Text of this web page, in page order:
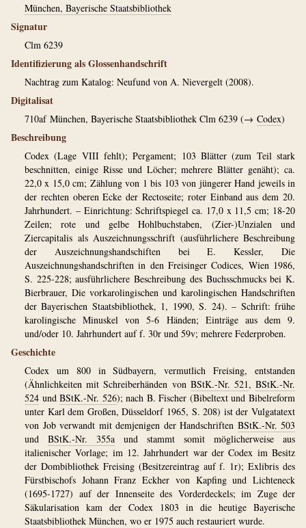
München, Bayerische Staatsbibliothek
Signatur
Clm 6239
Identifizierung als Glossenhandschrift
Nachtrag zum Katalog: Neufund von A. Nievergelt (2008).
Digitalisat
710af München, Bayerische Staatsbibliothek Clm 6239 (→ Codex)
Beschreibung
Codex (Lage VIII fehlt); Pergament; 103 Blätter (zum Teil stark
beschnitten, einige Risse und Löcher; mehrere Blätter genäht); ca.
22,0 x 15,0 cm; Zählung von 1 bis 103 von jüngerer Hand jeweils in
der rechten oberen Ecke der Rectoseite; roter Einband aus dem 20.
Jahrhundert. – Einrichtung: Schriftspiegel ca. 17,0 x 11,5 cm; 18-20
Zeilen; rote und gelbe Hohlbuchstaben, (Zier-)Unzialen und
Ziercapitalis als Auszeichnungsschrift (ausführlichere Beschreibung
der Auszeichnungshandschiften bei E. Kessler, Die
Auszeichnungshandschriften in den Freisinger Codices, Wien 1986,
S. 225-228; ausführlichere Beschreibung des Buchsschmucks bei K.
Bierbrauer, Die vorkarolingischen und karolingischen Handschriften
der Bayerischen Staatsbibliothek, 1, 1990, S. 24). – Schrift: frühe
karolingische Minuskel von 5-6 Händen; Einträge aus dem 9.
und/oder 10. Jahrhundert auf f. 30r und 59v; mehrere Federproben.
Geschichte
Codex um 800 in Südbayern, vermutlich Freising, entstanden
(Ähnlichkeiten mit Schreiberhänden von BStK.-Nr. 521,BStK.-Nr.
524 undBStK.-Nr. 526); nach B. Fischer (Bibeltext und Bibelreform
unter Karl dem Großen, Düsseldorf 1965, S. 208) ist der Vulgatatext
von Job verwandt mit demjenigen der Handschriften BStK.-Nr. 503
und BStK.-Nr. 355a und stammt somit möglicherweise aus
italienischer Vorlage; im 12. Jahrhundert war der Codex im Besitz
der Dombibliothek Freising (Besitzereintrag auf f. 1r); Exlibris des
Fürstbischofs Johann Franz Eckher von Kapfing und Lichteneck
(1695-1727) auf der Innenseite des Vorderdeckels; im Zuge der
Säkularisation kam der Codex 1803 in die heutige Bayerische
Staatsbibliothek München, wo er 1975 auch restauriert wurde.